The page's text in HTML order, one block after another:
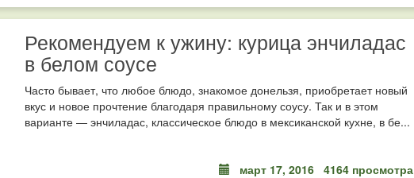
Рекомендуем к ужину: курица энчиладас
в белом соусе
Часто бывает, что любое блюдо, знакомое донельзя, приобретает новый
вкус и новое прочтение благодаря правильному соусу. Так и в этом
варианте — энчиладас, классическое блюдо в мексиканской кухне, в бе...
март 17, 2016 4164 просмотра